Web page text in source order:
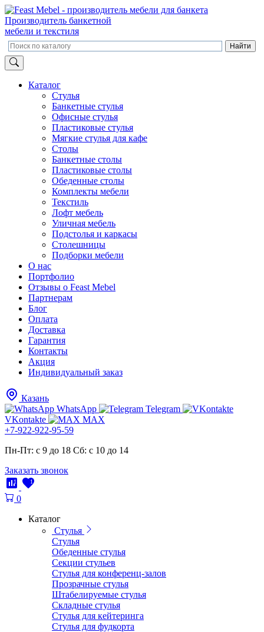
Производитель банкетной
мебели и текстиля
Каталог
Стулья
Банкетные стулья
Офисные стулья
Пластиковые стулья
Мягкие стулья для кафе
Столы
Банкетные столы
Пластиковые столы
Обеденные столы
Комплекты мебели
Текстиль
Лофт мебель
Уличная мебель
Подстолья и каркасы
Столешницы
Подборки мебели
О нас
Портфолио
Отзывы о Feast Mebel
Партнерам
Блог
Оплата
Доставка
Гарантия
Контакты
Акция
Индивидуальный заказ
Казань
WhatsApp
Telegram
VKontakte
MAX
+7-922-922-95-59
Пн-Пт: с 9 до 18 Cб: с 10 до 14
Заказать звонок
1 1
0
Каталог
Стулья
Стулья
Обеденные стулья
Секции стульев
Стулья для конференц-залов
Прозрачные стулья
Штабелируемые стулья
Складные стулья
Стулья для кейтеринга
Стулья для фудкорта